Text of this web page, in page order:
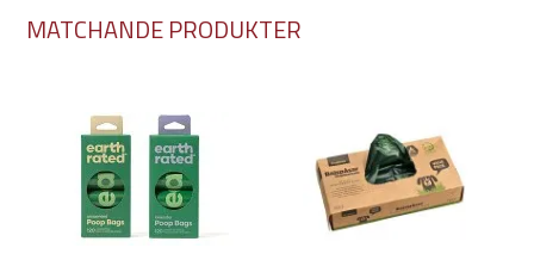
MATCHANDE PRODUKTER